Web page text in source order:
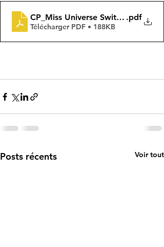
CP_Miss Universe Switzerland_FR
.pdf
Télécharger PDF • 188KB
Posts récents Voir tout